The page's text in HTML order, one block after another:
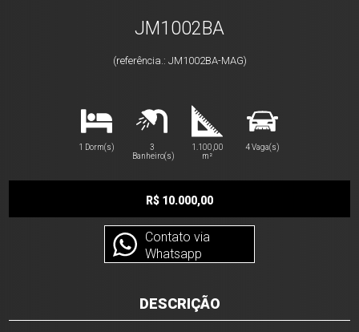
JM1002BA
(referência.: JM1002BA-MAG)
1 Dorm(s)
3
Banheiro(s)
1.100,00
m²
4 Vaga(s)
R$ 10.000,00
Contato via
Whatsapp
DESCRIÇÃO